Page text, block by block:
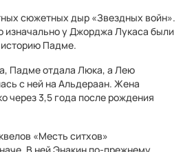
сюжетных дыр «Звездных войн».
изначально у Джорджа Лукаса были
Падме.
Падме отдала Люка, а Лею
с ней на Альдераан. Жена
через 3,5 года после рождения
«Месть ситхов»